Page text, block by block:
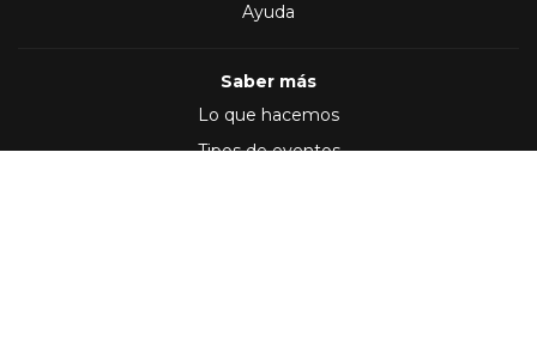
Ayuda
Saber más
Lo que hacemos
Tipos de eventos